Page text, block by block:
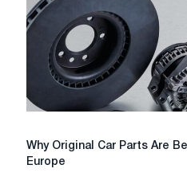
Android
Auto
Your
Car’s
Aftermarket
Radio
Why
Original
Why Original Car Parts Are
Europe